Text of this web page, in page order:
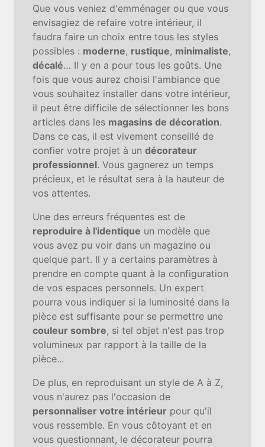
Que vous veniez d'emménager ou que vous
envisagiez de refaire votre intérieur, il
faudra faire un choix entre tous les styles
possibles : moderne, rustique, minimaliste,
décalé… Il y en a pour tous les goûts. Une
fois que vous aurez choisi l'ambiance que
vous souhaitez installer dans votre intérieur,
il peut être difficile de sélectionner les bons
articles dans les magasins de décoration.
Dans ce cas, il est vivement conseillé de
confier votre projet à undécorateur
professionnel. Vous gagnerez un temps
précieux, et le résultat sera à la hauteur de
vos attentes.
Une des erreurs fréquentes est de
reproduire à l'identique un modèle que
vous avez pu voir dans un magazine ou
quelque part. Il y a certains paramètres à
prendre en compte quant à la configuration
de vos espaces personnels. Un expert
pourra vous indiquer si la luminosité dans la
pièce est suffisante pour se permettre une
couleur sombre, si tel objet n'est pas trop
volumineux par rapport à la taille de la
pièce...
De plus, en reproduisant un style de A à Z,
vous n'aurez pas l'occasion de
personnaliser votre intérieur pour qu'il
vous ressemble. En vous côtoyant et en
vous questionnant, le décorateur pourra